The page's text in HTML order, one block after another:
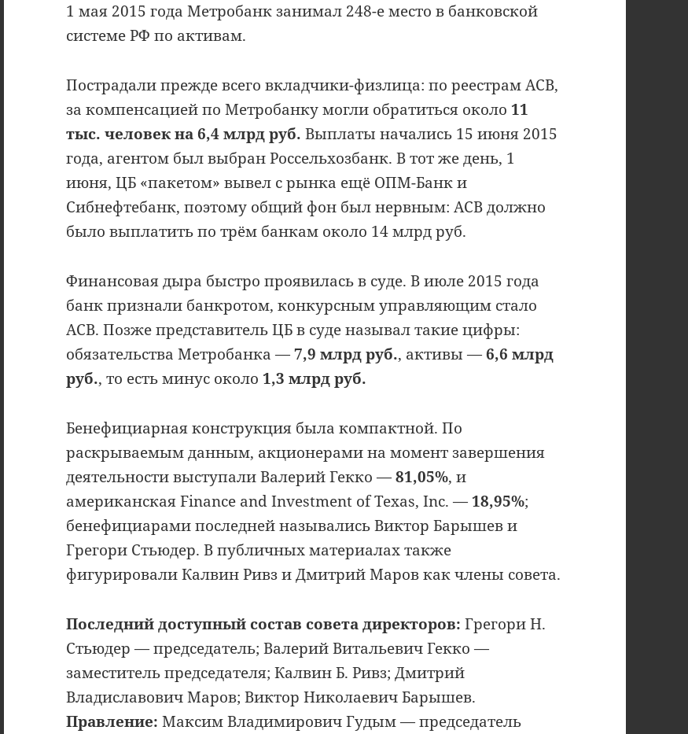
1 мая 2015 года Метробанк занимал 248-е место в банковской
системе РФ по активам.
Пострадали прежде всего вкладчики-физлица: по реестрам АСВ,
за компенсацией по Метробанку могли обратиться около 11
тыс. человек на 6,4 млрд руб. Выплаты начались 15 июня 2015
года, агентом был выбран Россельхозбанк. В тот же день, 1
июня, ЦБ «пакетом» вывел с рынка ещё ОПМ-Банк и
Сибнефтебанк, поэтому общий фон был нервным: АСВ должно
было выплатить по трём банкам около 14 млрд руб.
Финансовая дыра быстро проявилась в суде. В июле 2015 года
банк признали банкротом, конкурсным управляющим стало
АСВ. Позже представитель ЦБ в суде называл такие цифры:
обязательства Метробанка —7,9 млрд руб., активы —6,6 млрд
руб., то есть минус около 1,3 млрд руб.
Бенефициарная конструкция была компактной. По
раскрываемым данным, акционерами на момент завершения
деятельности выступали Валерий Гекко —81,05%, и
американская Finance and Investment of Texas, Inc. — 18,95%;
бенефициарами последней назывались Виктор Барышев и
Грегори Стьюдер. В публичных материалах также
фигурировали Калвин Ривз и Дмитрий Маров как члены совета.
Последний доступный состав совета директоров: Грегори Н.
Стьюдер — председатель; Валерий Витальевич Гекко —
заместитель председателя; Калвин Б. Ривз; Дмитрий
Владиславович Маров; Виктор Николаевич Барышев.
Правление: Максим Владимирович Гудым — председатель